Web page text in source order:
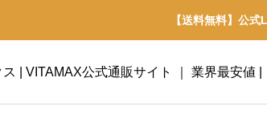
【送料無料】公
ス | VITAMAX公式通販サイト ｜ 業界最安値